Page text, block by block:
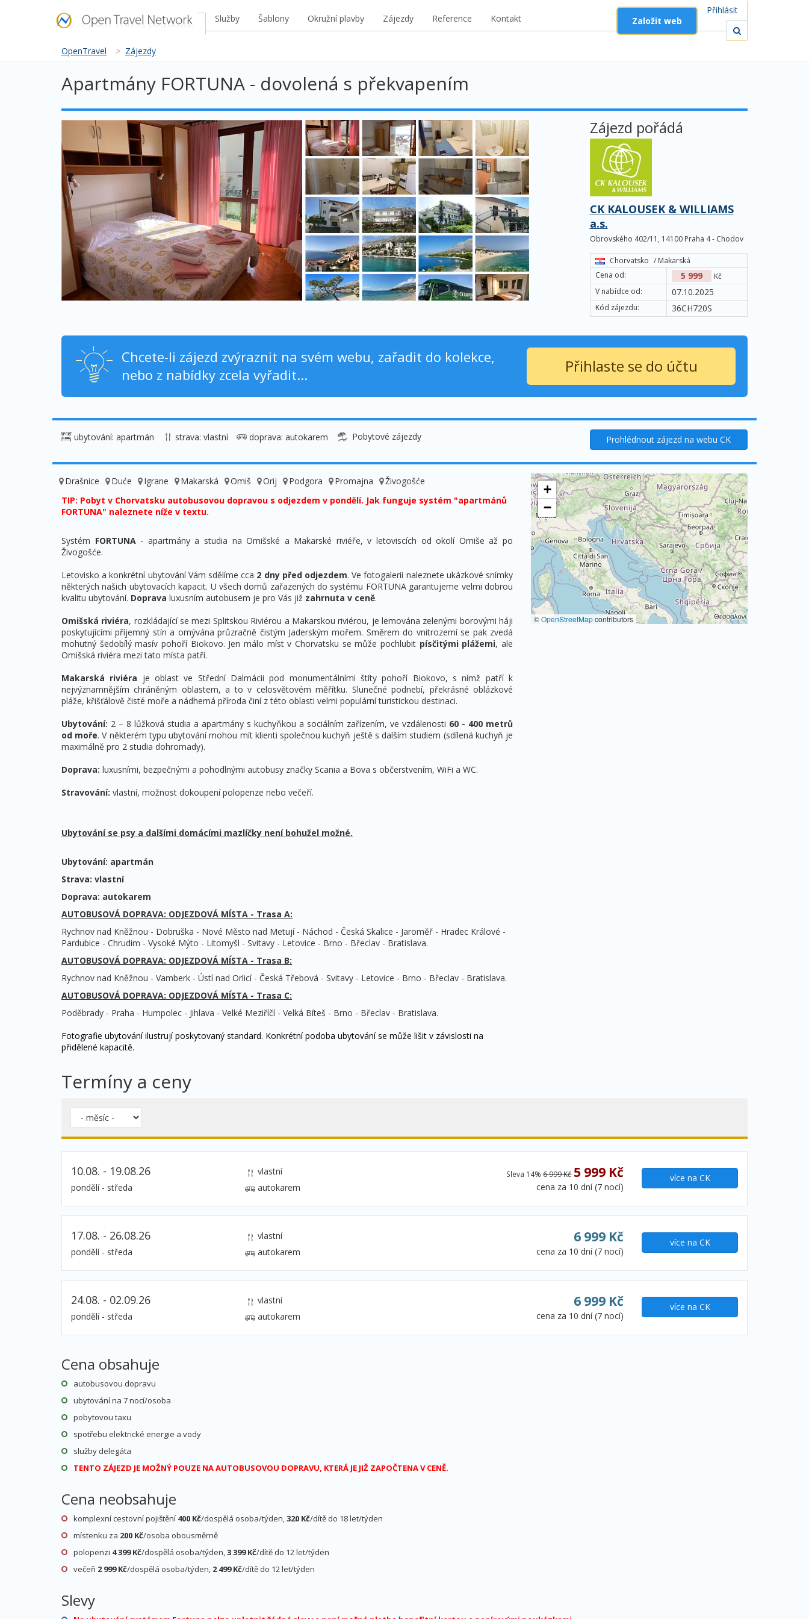
Přihlásit
Založit web
Služby Šablony Okružní plavby Zájezdy Reference Kontakt
OpenTravel > Zájezdy
Apartmány FORTUNA - dovolená s překvapením
Zájezd pořádá
CK KALOUSEK & WILLIAMS
a.s.
Obrovského 402/11, 14100 Praha 4 - Chodov
Chorvatsko / Makarská
Cena od:
5 999 Kč
V nabídce od: 07.10.2025
Kód zájezdu: 36CH720S
Chcete-li zájezd zvýraznit na svém webu, zařadit do kolekce,
nebo z nabídky zcela vyřadit...
Přihlaste se do účtu
Prohlédnout zájezd na webu CK
ubytování: apartmán strava: vlastní doprava: autokarem Pobytové zájezdy
+
−
©OpenStreetMapcontributors
Drašnice Duće Igrane Makarská Omiš Orij Podgora Promajna
Živogošće
TIP: Pobyt v Chorvatsku autobusovou dopravou s odjezdem v pondělí. Jak funguje systém "apartmánů
FORTUNA" naleznete níže v textu.
Systém FORTUNA- apartmány a studia na Omišské a Makarské riviéře, v letoviscích od okolí Omiše až po
Živogošće.
Letovisko a konkrétní ubytování Vám sdělíme cca 2 dny před odjezdem. Ve fotogalerii naleznete ukázkové snímky
některých našich ubytovacích kapacit. U všech domů zařazených do systému FORTUNA garantujeme velmi dobrou
kvalitu ubytování. Doprava luxusním autobusem je pro Vás již zahrnuta v ceně.
Omišská riviéra, rozkládající se mezi Splitskou Riviérou a Makarskou riviérou, je lemována zelenými borovými háji
poskytujícími příjemný stín a omývána průzračně čistým Jaderským mořem. Směrem do vnitrozemí se pak zvedá
mohutný šedobílý masív pohoří Biokovo. Jen málo míst v Chorvatsku se může pochlubit písčitými plážemi, ale
Omišská riviéra mezi tato místa patří.
Makarská riviéra je oblast ve Střední Dalmácii pod monumentálními štíty pohoří Biokovo, s nímž patří k
nejvýznamnějším chráněným oblastem, a to v celosvětovém měřítku. Slunečné podnebí, překrásné oblázkové
pláže, křišťálově čisté moře a nádherná příroda činí z této oblasti velmi populární turistickou destinaci.
Ubytování: 2 – 8 lůžková studia a apartmány s kuchyňkou a sociálním zařízením, ve vzdálenosti 60 - 400 metrů
od moře. V některém typu ubytování mohou mít klienti společnou kuchyň ještě s dalším studiem (sdílená kuchyň je
maximálně pro 2 studia dohromady).
Doprava: luxusními, bezpečnými a pohodlnými autobusy značky Scania a Bova s občerstvením, WiFi a WC.
Stravování: vlastní, možnost dokoupení polopenze nebo večeří.
Ubytování se psy a dalšími domácími mazlíčky není bohužel možné.
Ubytování: apartmán
Strava: vlastní
Doprava: autokarem
AUTOBUSOVÁ DOPRAVA: ODJEZDOVÁ MÍSTA - Trasa A:
Rychnov nad Kněžnou - Dobruška - Nové Město nad Metují - Náchod - Česká Skalice - Jaroměř - Hradec Králové -
Pardubice - Chrudim - Vysoké Mýto - Litomyšl - Svitavy - Letovice - Brno - Břeclav - Bratislava.
AUTOBUSOVÁ DOPRAVA: ODJEZDOVÁ MÍSTA - Trasa B:
Rychnov nad Kněžnou - Vamberk - Ústí nad Orlicí - Česká Třebová - Svitavy - Letovice - Brno - Břeclav - Bratislava.
AUTOBUSOVÁ DOPRAVA: ODJEZDOVÁ MÍSTA - Trasa C:
Poděbrady - Praha - Humpolec - Jihlava - Velké Meziříčí - Velká Bíteš - Brno - Břeclav - Bratislava.
Fotografie ubytování ilustrují poskytovaný standard. Konkrétní podoba ubytování se může lišit v závislosti na
přidělené kapacitě.
Termíny a ceny
10.08. - 19.08.26
pondělí - středa
vlastní
autokarem
Sleva 14%6 999 Kč 5 999 Kč
cena za 10 dní (7 nocí)
více na CK
17.08. - 26.08.26
pondělí - středa
vlastní
autokarem
6 999 Kč
cena za 10 dní (7 nocí)
více na CK
24.08. - 02.09.26
pondělí - středa
vlastní
autokarem
6 999 Kč
cena za 10 dní (7 nocí)
více na CK
Cena obsahuje
autobusovou dopravu
ubytování na 7 nocí/osoba
pobytovou taxu
spotřebu elektrické energie a vody
služby delegáta
TENTO ZÁJEZD JE MOŽNÝ POUZE NA AUTOBUSOVOU DOPRAVU, KTERÁ JE JIŽ ZAPOČTENA V CENĚ.
Cena neobsahuje
komplexní cestovní pojištění 400 Kč/dospělá osoba/týden,320 Kč/dítě do 18 let/týden
místenku za 200 Kč/osoba obousměrně
polopenzi 4 399 Kč/dospělá osoba/týden,3 399 Kč/dítě do 12 let/týden
večeři 2 999 Kč/dospělá osoba/týden, 2 499 Kč/dítě do 12 let/týden
Slevy